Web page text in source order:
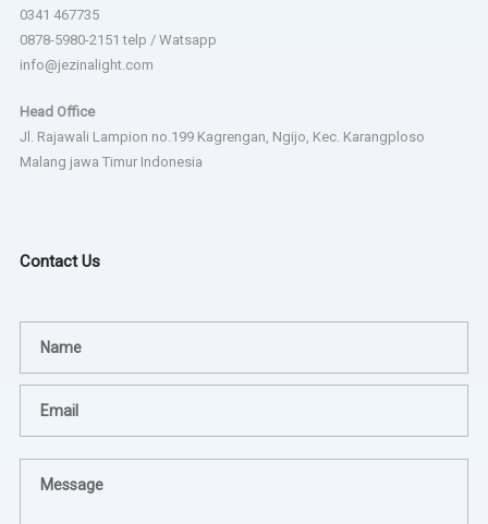
0341 467735
0878-5980-2151 telp / Watsapp
info@jezinalight.com
Head Office
Jl. Rajawali Lampion no.199 Kagrengan, Ngijo, Kec. Karangploso
Malang jawa Timur Indonesia
Contact Us